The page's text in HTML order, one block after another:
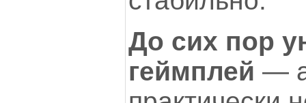
До сих пор
геймплей —